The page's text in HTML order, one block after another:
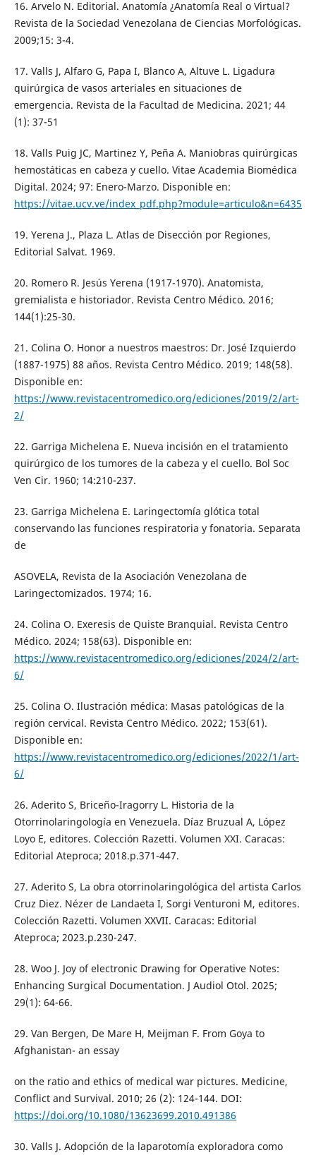
16. Arvelo N. Editorial. Anatomía ¿Anatomía Real o Virtual?
Revista de la Sociedad Venezolana de Ciencias Morfológicas.
2009;15: 3-4.
17. Valls J, Alfaro G, Papa I, Blanco A, Altuve L. Ligadura
quirúrgica de vasos arteriales en situaciones de
emergencia. Revista de la Facultad de Medicina. 2021; 44
(1): 37-51
18. Valls Puig JC, Martinez Y, Peña A. Maniobras quirúrgicas
hemostáticas en cabeza y cuello. Vitae Academia Biomédica
Digital. 2024; 97: Enero-Marzo. Disponible en:
https://vitae.ucv.ve/index_pdf.php?module=articulo&n=6435
19. Yerena J., Plaza L. Atlas de Disección por Regiones,
Editorial Salvat. 1969.
20. Romero R. Jesús Yerena (1917-1970). Anatomista,
gremialista e historiador. Revista Centro Médico. 2016;
144(1):25-30.
21. Colina O. Honor a nuestros maestros: Dr. José Izquierdo
(1887-1975) 88 años. Revista Centro Médico. 2019; 148(58).
Disponible en:
https://www.revistacentromedico.org/ediciones/2019/2/art-
2/
22. Garriga Michelena E. Nueva incisión en el tratamiento
quirúrgico de los tumores de la cabeza y el cuello. Bol Soc
Ven Cir. 1960; 14:210-237.
23. Garriga Michelena E. Laringectomía glótica total
conservando las funciones respiratoria y fonatoria. Separata
de
ASOVELA, Revista de la Asociación Venezolana de
Laringectomizados. 1974; 16.
24. Colina O. Exeresis de Quiste Branquial. Revista Centro
Médico. 2024; 158(63). Disponible en:
https://www.revistacentromedico.org/ediciones/2024/2/art-
6/
25. Colina O. Ilustración médica: Masas patológicas de la
región cervical. Revista Centro Médico. 2022; 153(61).
Disponible en:
https://www.revistacentromedico.org/ediciones/2022/1/art-
6/
26. Aderito S, Briceño-Iragorry L. Historia de la
Otorrinolaringología en Venezuela. Díaz Bruzual A, López
Loyo E, editores. Colección Razetti. Volumen XXI. Caracas:
Editorial Ateproca; 2018.p.371-447.
27. Aderito S, La obra otorrinolaringológica del artista Carlos
Cruz Diez. Nézer de Landaeta I, Sorgi Venturoni M, editores.
Colección Razetti. Volumen XXVII. Caracas: Editorial
Ateproca; 2023.p.230-247.
28. Woo J. Joy of electronic Drawing for Operative Notes:
Enhancing Surgical Documentation. J Audiol Otol. 2025;
29(1): 64-66.
29. Van Bergen, De Mare H, Meijman F. From Goya to
Afghanistan- an essay
on the ratio and ethics of medical war pictures. Medicine,
Conflict and Survival. 2010; 26 (2): 124-144. DOI:
https://doi.org/10.1080/13623699.2010.491386
30. Valls J. Adopción de la laparotomía exploradora como